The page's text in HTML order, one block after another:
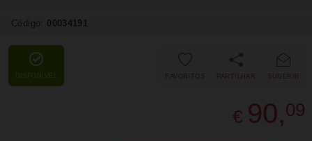
Código: 00034191
DISPONÍVEL SUGERIR
FAVORITOS
€ 90,09